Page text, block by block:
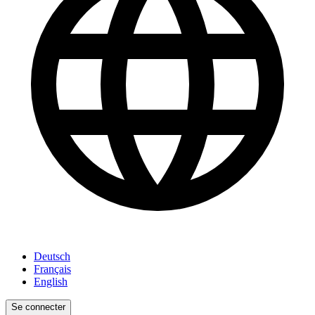
Deutsch
Français
English
Se connecter